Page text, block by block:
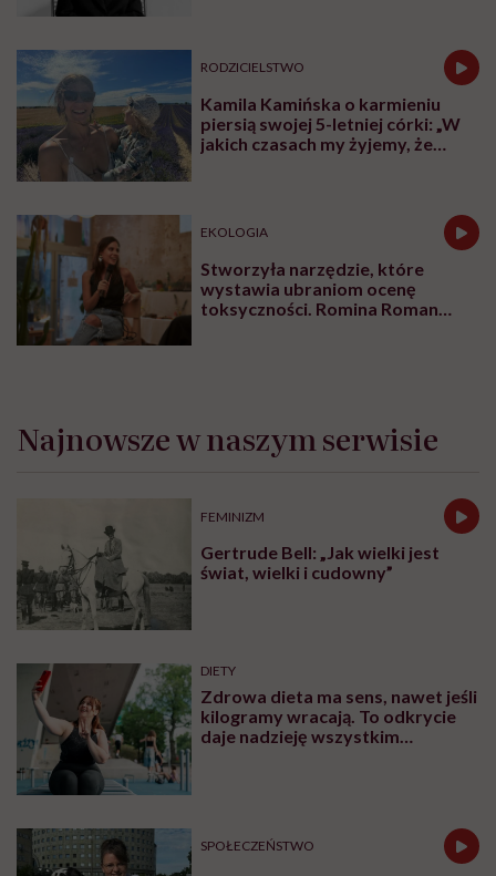
RODZICIELSTWO
Kamila Kamińska o karmieniu
piersią swojej 5-letniej córki: „W
jakich czasach my żyjemy, że
EKOLOGIA
Stworzyła narzędzie, które
wystawia ubraniom ocenę
toksyczności. Romina Roman
Najnowsze w naszym serwisie
FEMINIZM
Gertrude Bell: „Jak wielki jest
świat, wielki i cudowny”
DIETY
Zdrowa dieta ma sens, nawet jeśli
kilogramy wracają. To odkrycie
daje nadzieję wszystkim
SPOŁECZEŃSTWO